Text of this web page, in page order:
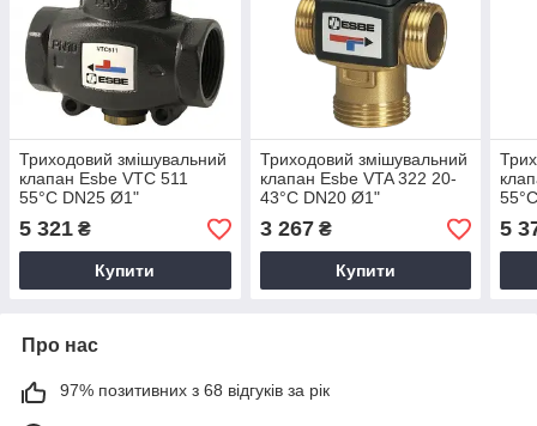
Триходовий змішувальний
клапан Esbe VTC 511
55°C DN25 Ø1"
5 321 ₴
Купити
Триходовий змішувальний
клапан Esbe VTA 322 20-
43°C DN20 Ø1"
3 267₴
Купити
5
Про нас
97% позитивних з 68 відгуків за рік